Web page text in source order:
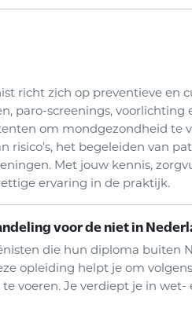
richt zich op preventieve en
paro-screenings,
om mondgezondheid te
risico’s, het begeleiden van
Met jouw kennis,
ervaring in de praktijk.
voor de niet in
die hun diploma buiten
opleiding helpt je om
voeren. Je verdiept je in